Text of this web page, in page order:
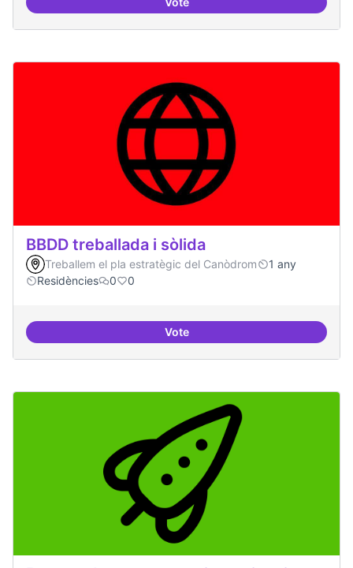
Bar obert, que sigui punt de
BBDD treballada i sòlida
Treballem el pla estratègic del Canòdrom
1 any
Residències
0 0
VoteBBDD treballada i sòlida